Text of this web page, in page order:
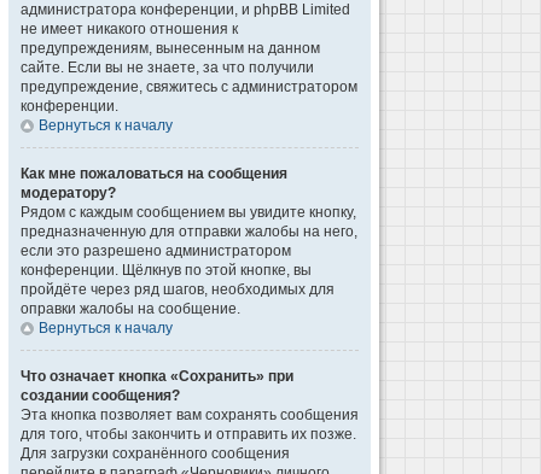
администратора конференции, и phpBB Limited
не имеет никакого отношения к
предупреждениям, вынесенным на данном
сайте. Если вы не знаете, за что получили
предупреждение, свяжитесь с администратором
конференции.
Вернуться к началу
Как мне пожаловаться на сообщения
модератору?
Рядом с каждым сообщением вы увидите кнопку,
предназначенную для отправки жалобы на него,
если это разрешено администратором
конференции. Щёлкнув по этой кнопке, вы
пройдёте через ряд шагов, необходимых для
оправки жалобы на сообщение.
Вернуться к началу
Что означает кнопка «Сохранить» при
создании сообщения?
Эта кнопка позволяет вам сохранять сообщения
для того, чтобы закончить и отправить их позже.
Для загрузки сохранённого сообщения